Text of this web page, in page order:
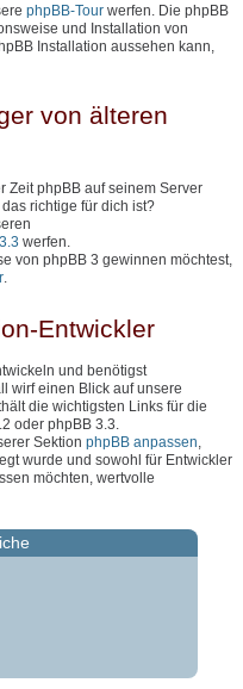
phpBB-Tour werfen. Die phpBB
und Installation von
Installation aussehen kann,
von älteren
Zeit phpBB auf seinem Server
richtige für dich ist?
werfen.
von phpBB 3 gewinnen möchtest,
.
Entwickler
und benötigst
wirf einen Blick auf unsere
die wichtigsten Links für die
oder phpBB 3.3.
Sektion phpBB anpassen
wurde und sowohl für Entwickler
möchten, wertvolle